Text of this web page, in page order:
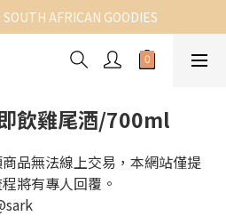
AFRICAN GOODIES
飲雞尾酒/700ml
品無法線上交易，本網站僅提
將有專人回覆。